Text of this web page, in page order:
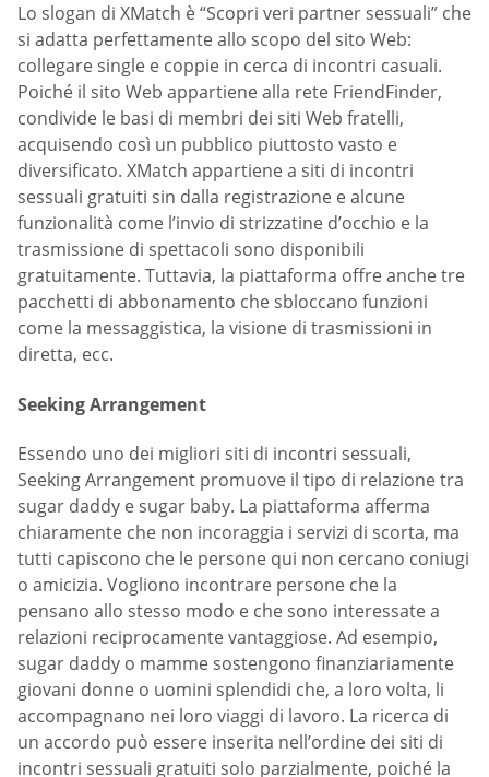
Lo slogan di XMatch è “Scopri veri partner sessuali” che
si adatta perfettamente allo scopo del sito Web:
collegare single e coppie in cerca di incontri casuali.
Poiché il sito Web appartiene alla rete FriendFinder,
condivide le basi di membri dei siti Web fratelli,
acquisendo così un pubblico piuttosto vasto e
diversificato. XMatch appartiene a siti di incontri
sessuali gratuiti sin dalla registrazione e alcune
funzionalità come l’invio di strizzatine d’occhio e la
trasmissione di spettacoli sono disponibili
gratuitamente. Tuttavia, la piattaforma offre anche tre
pacchetti di abbonamento che sbloccano funzioni
come la messaggistica, la visione di trasmissioni in
diretta, ecc.
Seeking Arrangement
Essendo uno dei migliori siti di incontri sessuali,
Seeking Arrangement promuove il tipo di relazione tra
sugar daddy e sugar baby. La piattaforma afferma
chiaramente che non incoraggia i servizi di scorta, ma
tutti capiscono che le persone qui non cercano coniugi
o amicizia. Vogliono incontrare persone che la
pensano allo stesso modo e che sono interessate a
relazioni reciprocamente vantaggiose. Ad esempio,
sugar daddy o mamme sostengono finanziariamente
giovani donne o uomini splendidi che, a loro volta, li
accompagnano nei loro viaggi di lavoro. La ricerca di
un accordo può essere inserita nell’ordine dei siti di
incontri sessuali gratuiti solo parzialmente, poiché la